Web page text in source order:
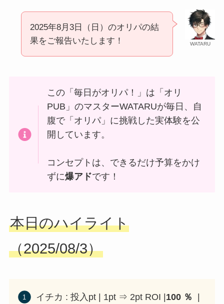
WATARU
2025年8月3日（日）のオリパの結
果をご報告いたします！
この「毎日がオリパ！」は「オリ
PUB」のマスターWATARUが毎日、自
腹で「オリパ」に挑戦した実体験を公
開しています。
コンセプトは、できるだけ予算をかけ
ずに爆アドです！
本日のハイライト
（2025/08/3）
イチカ : 投入pt | 1pt ⇒ 2pt ROI |100 ％ |